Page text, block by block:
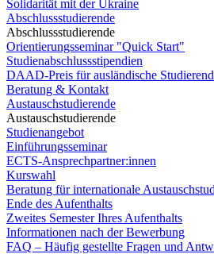
Solidarität mit der Ukraine
Abschlussstudierende
Abschlussstudierende
Orientierungsseminar "Quick Start"
Studienabschlussstipendien
DAAD-Preis für ausländische
Beratung & Kontakt
Austauschstudierende
Austauschstudierende
Studienangebot
Einführungsseminar
ECTS-Ansprechpartner:innen
Kurswahl
Beratung für internationale
Ende des Aufenthalts
Zweites Semester Ihres Aufenthalts
Informationen nach der Bewerbung
FAQ – Häufig gestellte Fragen und